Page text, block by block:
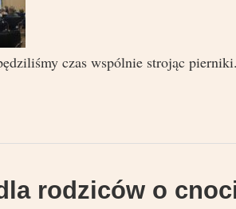
czas wspólnie strojąc pierniki.
rodziców o